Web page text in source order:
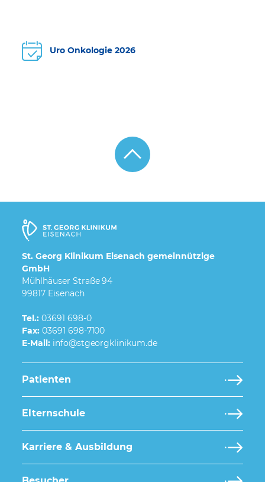
Uro Onkologie 2026
St. Georg Klinikum Eisenach gemeinnützige
GmbH
Mühlhäuser Straße 94
99817 Eisenach
Tel.: 03691 698-0
Fax: 03691 698-7100
E-Mail:
Patienten
Elternschule
Karriere & Ausbildung